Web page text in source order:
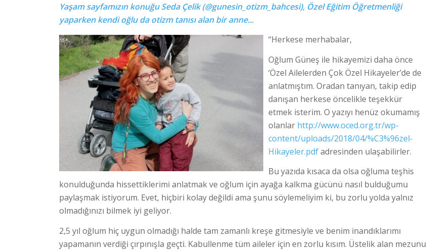
Yaşam sayfamızın konuğu Seda Çelik (@gunesin_otizm_bahcesi), Özel Eğitim Öğretmenliği
yaparken kendi oğlu da otizm tanısı alan bir anne...
“Herkese merhabalar,
Oğlum Güneş ile hikayemizi daha önce
‘Özel Ailelerden Çok Özel Hikayeler’de de
anlatmıştım. Oradan tanıyan, takip edip
danışan herkese öncelikle teşekkür
etmek isterim. O yazıyı henüz okumamış
olanlar http://www.oced.org.tr/wp-
content/uploads/2018/04/%C3%96zel-
Hikayeler.pdfadresinden ulaşabilirler.
Bu yazıda kısaca da olsa oğluma teşhis
konulduğunda hissettiklerimi anlatmak ve oğlum için ayağa kalkma gücünü nasıl bulduğumu
paylaşmak istiyorum. Evet, hiçbiri kolay değildi ama şunu söylemeliyim ki, bu zorlu yolda yalnız
olmadığınızı bilmek iyi geliyor.
2,5 yıl oğlum hiç uygun olmadığı halde tam zamanlı kreşe gitmesiyle ve benim inandıklarımı
yapamanın verdiği çırpınışla geçti. Kabullenme tüm aileler için en zorlu kısım. Üstelik alan mezunu